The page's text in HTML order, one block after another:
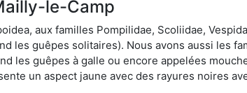
le-Camp
aux familles Pompilidae, Scoliidae,
les guêpes solitaires). Nous avons aussi les
les guêpes à galle ou encore appelées
un aspect jaune avec des rayures noires